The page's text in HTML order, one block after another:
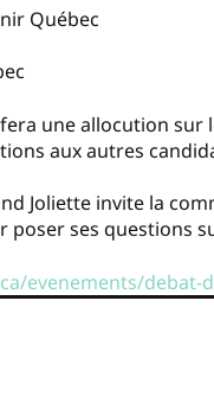
Québec
une allocution sur
aux autres
Joliette invite la
poser ses questions
evenements/debat-